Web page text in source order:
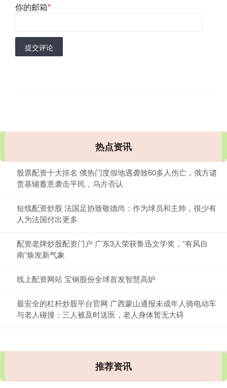
你的邮箱*
提交评论
热点资讯
股票配资十大排名 俄热门度假地遇袭致60多人伤亡，俄方谴
责基辅蓄意袭击平民，乌方否认
短线配资炒股 法国足协致敬德尚：作为球员和主帅，很少有
人为法国付出更多
配资老牌炒股配资门户 广东3人荣获鲁迅文学奖，“有风自
南”焕发新气象
线上配资网站 宝钢股份全球首发智慧高炉
最安全的杠杆炒股平台官网 广西蒙山通报未成年人骑电动车
与老人碰撞：三人被及时送医，老人身体暂无大碍
推荐资讯